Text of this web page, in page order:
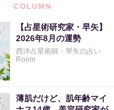
COLUMN
【占星術研究家・早矢】
2026年8月の運勢
西洋占星術師・早矢の占い
Room
薄肌だけど、肌年齢マイ